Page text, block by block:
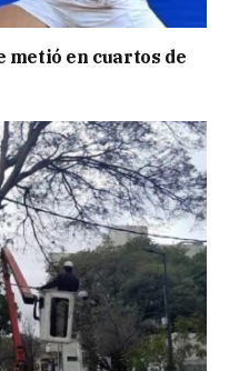
metió en cuartos de